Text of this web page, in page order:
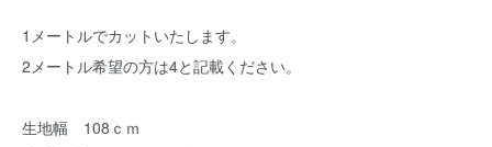
1メートルでカットいたします。
2メートル希望の方は4と記載ください。
生地幅 108ｃｍ